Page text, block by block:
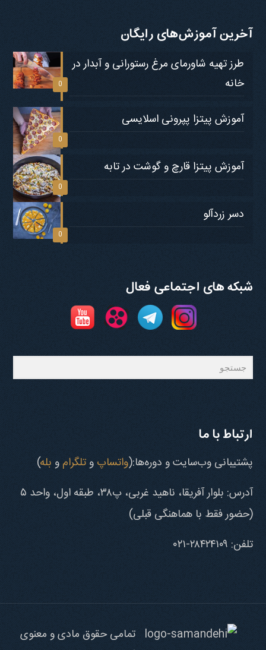
آخرین آموزش‌های رایگان
0
طرز تهیه شاورمای مرغ رستورانی و آبدار در
خانه
0
آموزش پیتزا پپرونی اسلایسی
0
آموزش پیتزا قارچ و گوشت در تابه
0
دسر زردآلو
شبکه های اجتماعی فعال
جستجو
ارتباط با ما
پشتیبانی وب‌سایت و دوره‌ها:(واتساپ و تلگرام و بله)
آدرس: بلوار آفریقا، ناهید غربی، پ۳۸، طبقه اول، واحد ۵
(حضور فقط با هماهنگی قبلی)
تلفن: ۲۸۴۲۴۱۰۹-۰۲۱
تمامی حقوق مادی و معنوی